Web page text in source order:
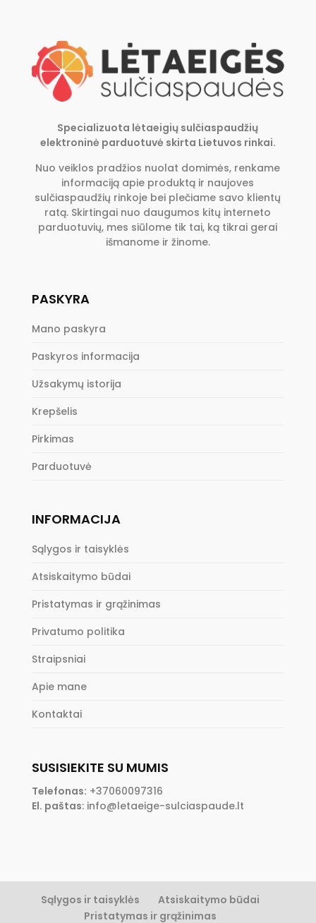
Specializuota lėtaeigių sulčiaspaudžių
elektroninė parduotuvė skirta Lietuvos rinkai.
Nuo veiklos pradžios nuolat domimės, renkame
informaciją apie produktą ir naujoves
sulčiaspaudžių rinkoje bei plečiame savo klientų
ratą. Skirtingai nuo daugumos kitų interneto
parduotuvių, mes siūlome tik tai, ką tikrai gerai
išmanome ir žinome.
PASKYRA
Mano paskyra
Paskyros informacija
Užsakymų istorija
Krepšelis
Pirkimas
Parduotuvė
INFORMACIJA
Sąlygos ir taisyklės
Atsiskaitymo būdai
Pristatymas ir grąžinimas
Privatumo politika
Straipsniai
Apie mane
Kontaktai
SUSISIEKITE SU MUMIS
Telefonas: +37060097316
El. paštas: info@letaeige-sulciaspaude.lt
Sąlygos ir taisyklės
Atsiskaitymo būdai
Pristatymas ir grąžinimas